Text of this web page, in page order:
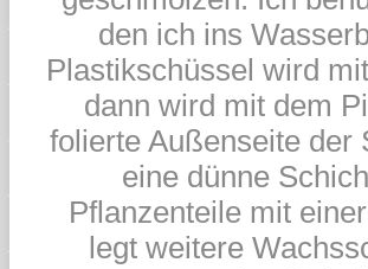
den ich ins
Plastikschüssel wird
dann wird mit dem
folierte Außenseite der
eine dünne
Pflanzenteile mit
legt weitere